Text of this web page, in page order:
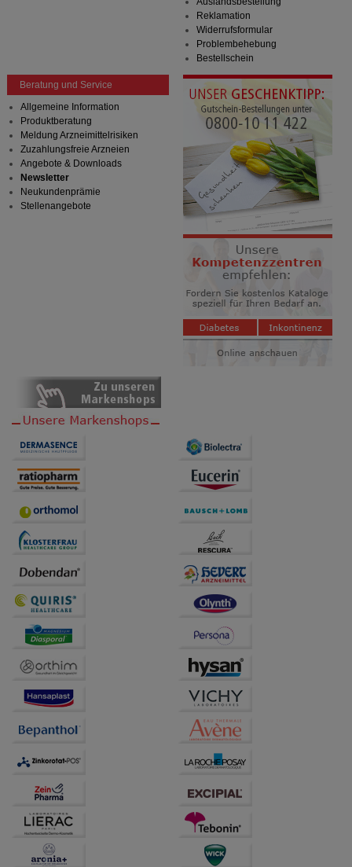
Dritte wie z.B. Google oder soziale Medien
Reklamation
Widerrufsformular
Problembehebung
Bestellschein
Beratung und Service
Allgemeine Information
Produktberatung
Meldung Arzneimittelrisiken
Zuzahlungsfreie Arzneien
Angebote & Downloads
Newsletter
Neukundenprämie
Stellenangebote